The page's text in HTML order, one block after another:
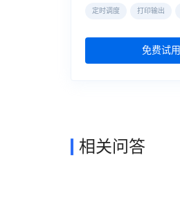
定时调度 打印输出
免费试用
相关问答